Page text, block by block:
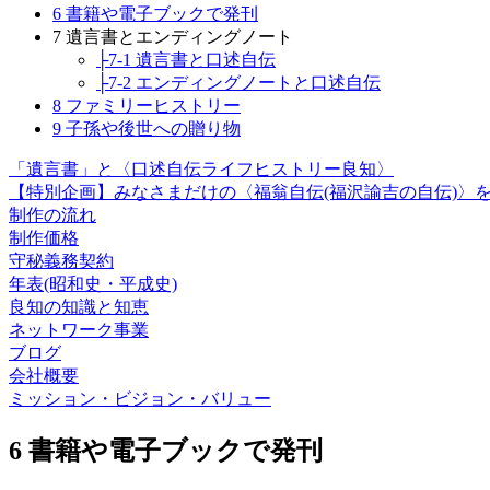
6 書籍や電子ブックで発刊
7 遺言書とエンディングノート
├7-1 遺言書と口述自伝
├7-2 エンディングノートと口述自伝
8 ファミリーヒストリー
9 子孫や後世への贈り物
「遺言書」と〈口述自伝ライフヒストリー良知〉
【特別企画】みなさまだけの〈福翁自伝(福沢諭吉の自伝)〉
制作の流れ
制作価格
守秘義務契約
年表(昭和史・平成史)
良知の知識と知恵
ネットワーク事業
ブログ
会社概要
ミッション・ビジョン・バリュー
6 書籍や電子ブックで発刊